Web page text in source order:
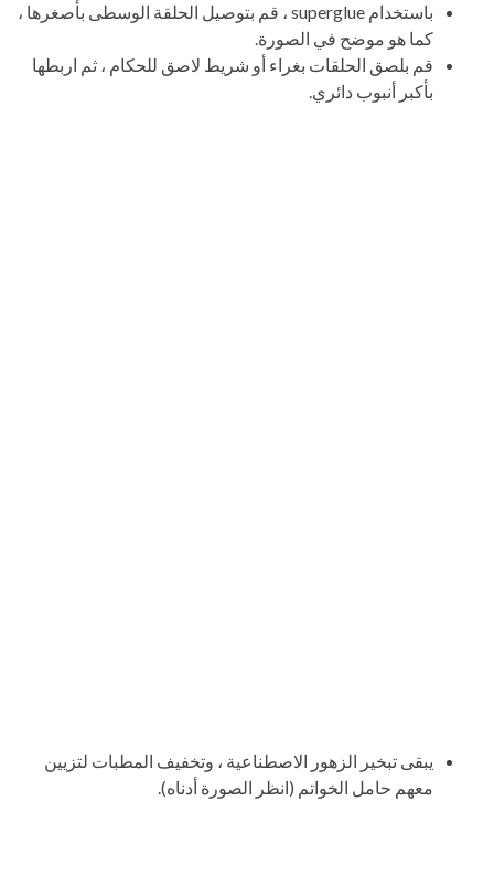
باستخدام superglue ، قم بتوصيل الحلقة الوسطى بأصغرها ،
كما هو موضح في الصورة.
قم بلصق الحلقات بغراء أو شريط لاصق للحكام ، ثم اربطها
بأكبر أنبوب دائري.
يبقى تبخير الزهور الاصطناعية ، وتخفيف المطبات لتزيين
معهم حامل الخواتم (انظر الصورة أدناه).